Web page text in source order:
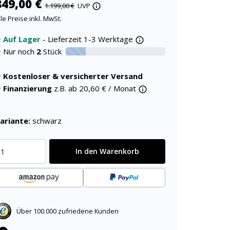
€ 1.199,00 € UVP
Preise inkl. MwSt.
Auf Lager - Lieferzeit 1-3 Werktage
Nur noch 2 Stück 20% verfügbar
Kostenloser & versicherter Versand
Finanzierung z.B. ab 20,60 € / Monat
schwarz
In den Warenkorb
Über 100.000 zufriedene Kunden